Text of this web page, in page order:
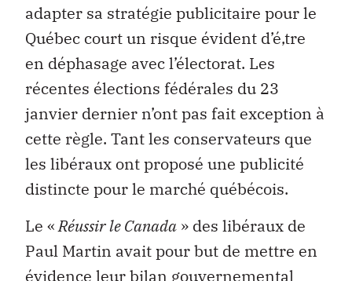
adapter sa stratégie publicitaire pour le
Québec court un risque évident d’é‚tre
en déphasage avec l’électorat. Les
récentes élections fédérales du 23
janvier dernier n’ont pas fait exception à
cette règle. Tant les conservateurs que
les libéraux ont proposé une publicité
distincte pour le marché québécois.
Le «Réussir le Canada » des libéraux de
Paul Martin avait pour but de mettre en
évidence leur bilan gouvernemental